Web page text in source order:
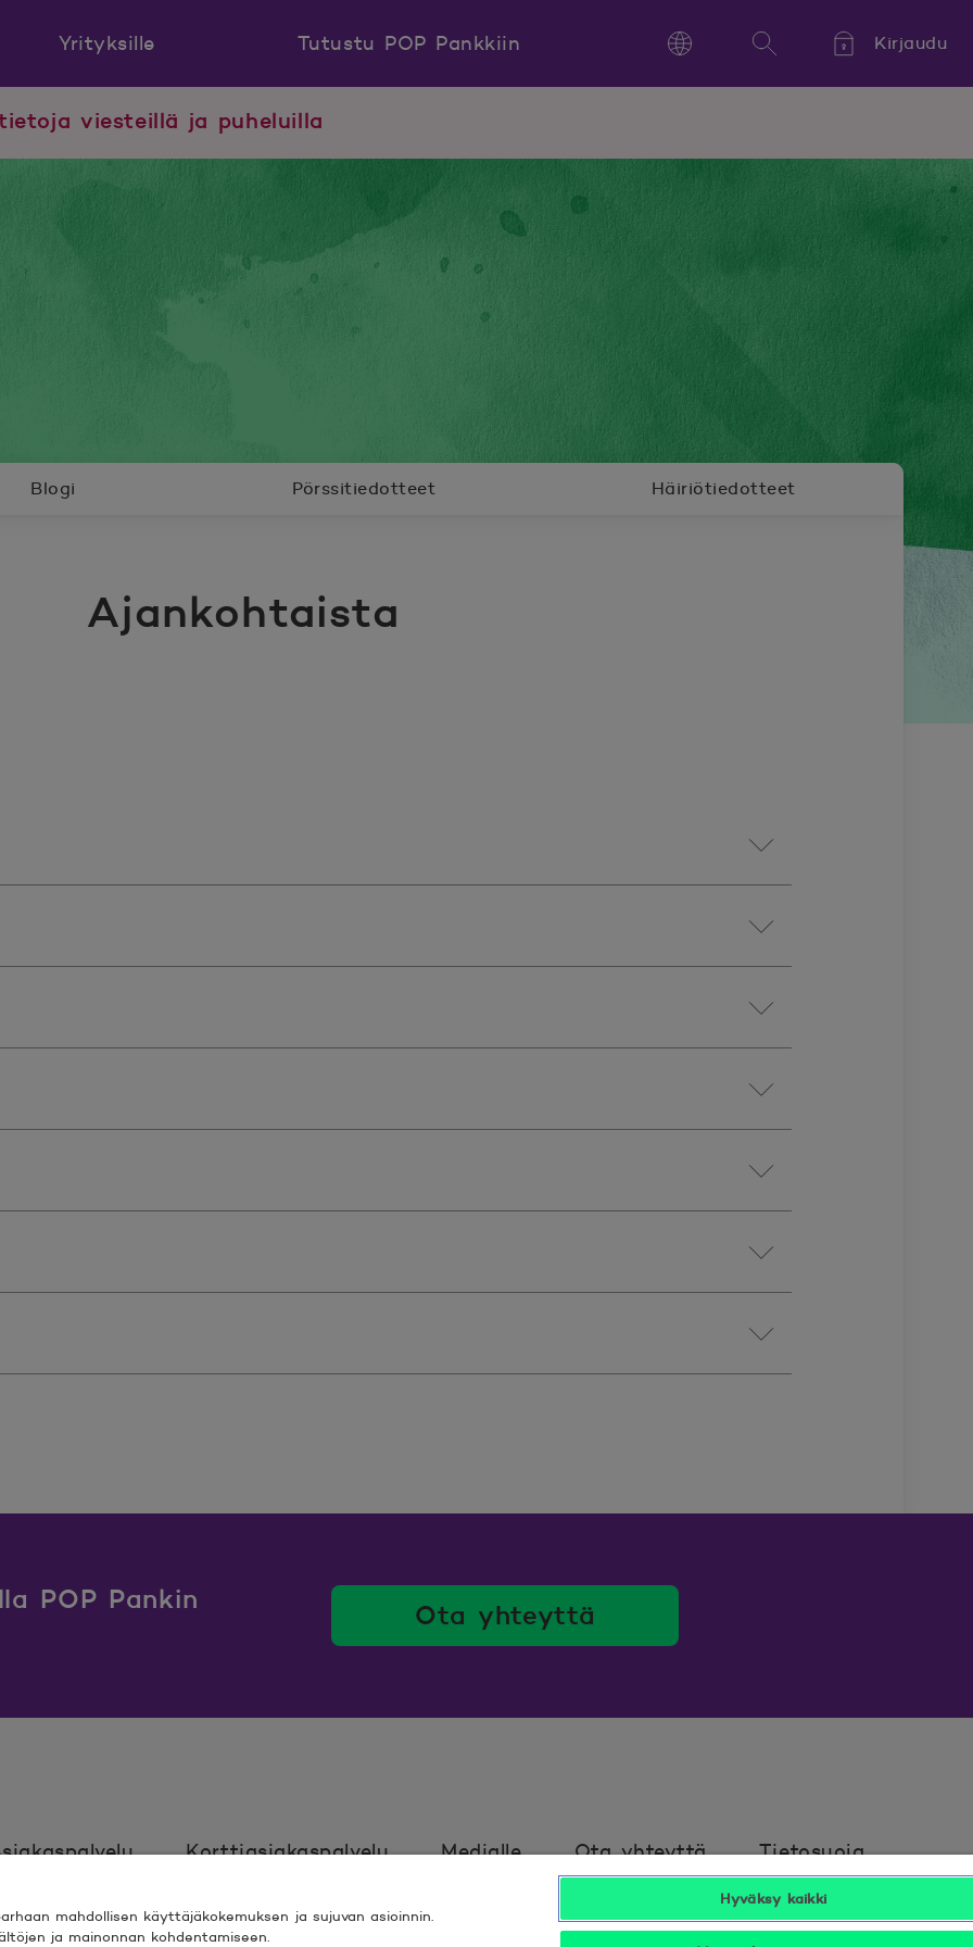
Yrityksille
Tutustu POP Pankkiin
Kieli,
Language Hae
Kirjaudu
viesteillä ja puheluilla
Ajankohtaista
Blogi Pörssitiedotteet Häiriötiedotteet
POP Pankin
Ota yhteyttä
Korttiasiakaspalvelu Medialle Ota yhteyttä Tietosuoja
Ehdot Turvallinen asiointi Saavutettavuus Hyödyllistä tietää
mahdollisen käyttäjäkokemuksen ja sujuvan asioinnin.
ja mainonnan kohdentamiseen.
Hyväksy kaikki